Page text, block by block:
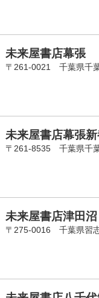
未来屋書店幕張
〒261-0021 千葉県千
未来屋書店幕張
〒261-8535 千葉県千
未来屋書店津田沼
〒275-0016 千葉県習